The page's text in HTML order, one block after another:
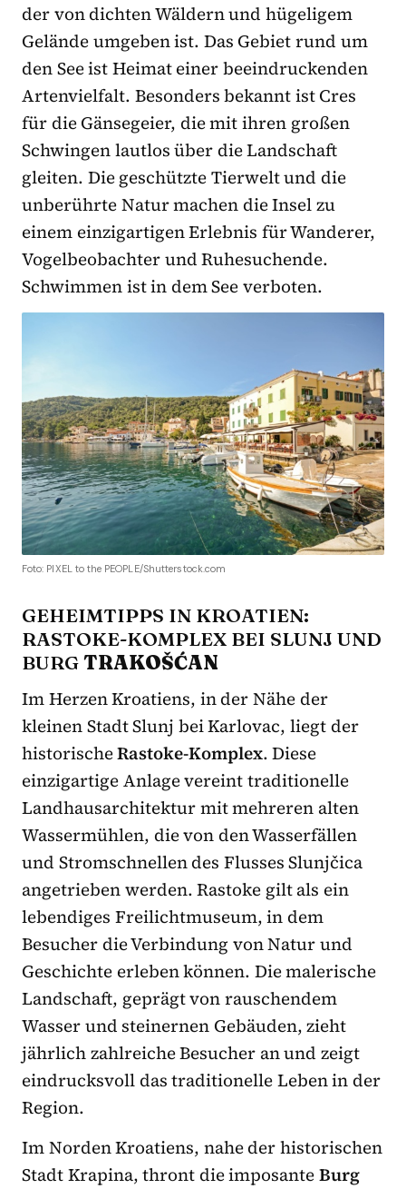
der von dichten Wäldern und hügeligem
Gelände umgeben ist. Das Gebiet rund um
den See ist Heimat einer beeindruckenden
Artenvielfalt. Besonders bekannt ist Cres
für die Gänsegeier, die mit ihren großen
Schwingen lautlos über die Landschaft
gleiten. Die geschützte Tierwelt und die
unberührte Natur machen die Insel zu
einem einzigartigen Erlebnis für Wanderer,
Vogelbeobachter und Ruhesuchende.
Schwimmen ist in dem See verboten.
Foto: PIXEL to the PEOPLE/Shutterstock.com
GEHEIMTIPPS IN KROATIEN:
RASTOKE-KOMPLEX BEI SLUNJ UND
BURGTRAKOŠĆAN
Im Herzen Kroatiens, in der Nähe der
kleinen Stadt Slunj bei Karlovac, liegt der
historischeRastoke-Komplex. Diese
einzigartige Anlage vereint traditionelle
Landhausarchitektur mit mehreren alten
Wassermühlen, die von den Wasserfällen
und Stromschnellen des Flusses Slunjčica
angetrieben werden. Rastoke gilt als ein
lebendiges Freilichtmuseum, in dem
Besucher die Verbindung von Natur und
Geschichte erleben können. Die malerische
Landschaft, geprägt von rauschendem
Wasser und steinernen Gebäuden, zieht
jährlich zahlreiche Besucher an und zeigt
eindrucksvoll das traditionelle Leben in der
Region.
Im Norden Kroatiens, nahe der historischen
Stadt Krapina, thront die imposanteBurg